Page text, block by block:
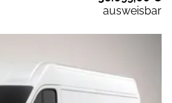
ausweisbar